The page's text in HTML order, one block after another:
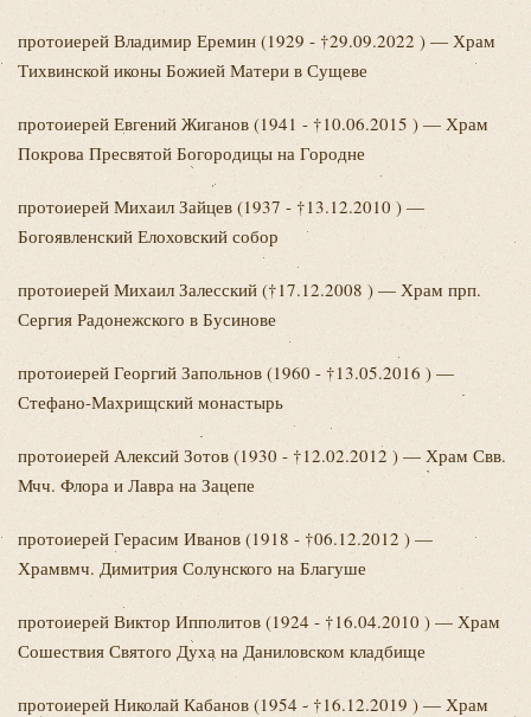
протоиерей Владимир Еремин (1929 - †29.09.2022 ) — Храм
Тихвинской иконы Божией Матери в Сущеве
протоиерей Евгений Жиганов (1941 - †10.06.2015 ) — Храм
Покрова Пресвятой Богородицы на Городне
протоиерей МихаилЗайцев (1937 - †13.12.2010 ) —
Богоявленский Елоховский собор
протоиерей Михаил Залесский (†17.12.2008 ) — Храм прп.
Сергия Радонежского в Бусинове
протоиерей Георгий Запольнов (1960 - †13.05.2016 ) —
Стефано-Махрищский монастырь
протоиерей Алексий Зотов (1930 - †12.02.2012 ) — Храм Свв.
Мчч. Флора и Лавра на Зацепе
протоиерей Герасим Иванов (1918 - †06.12.2012 ) —
Храмвмч. Димитрия Солунского на Благуше
протоиерей Виктор Ипполитов (1924 - †16.04.2010 ) — Храм
Сошествия Святого Духа на Даниловском кладбище
протоиерей Николай Кабанов (1954 - †16.12.2019 ) — Храм